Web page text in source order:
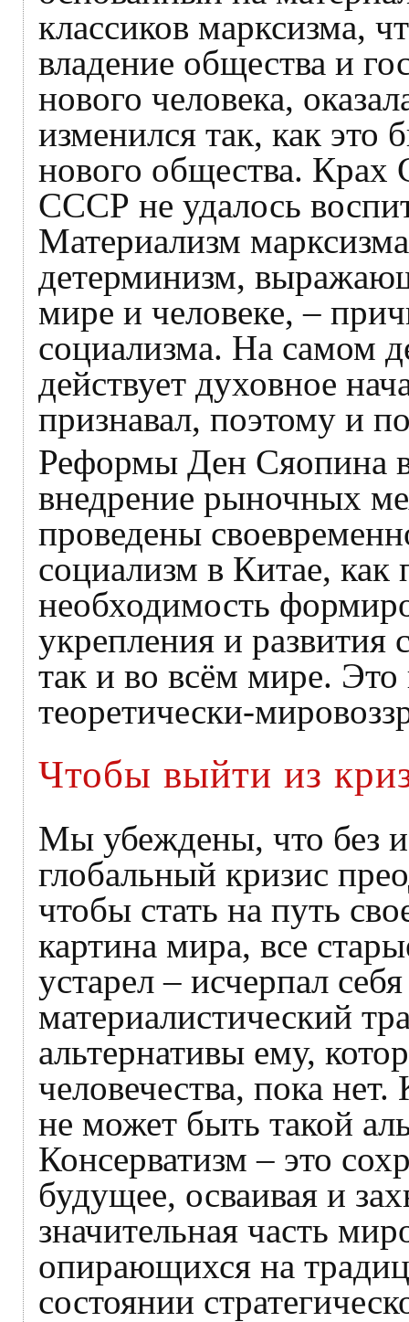
классиков марксизма,
владение общества и
нового человека,
изменился так, как
нового общества.
СССР не удалось
Материализм
детерминизм,
мире и человеке, –
социализма. На самом
действует духовное
признавал, поэтому и
Реформы Ден Сяопина
внедрение рыночных
проведены
социализм в Китае,
необходимость
укрепления и развития
так и во всём мире.
теоретически-
Чтобы выйти из
Мы убеждены, что без
глобальный кризис
чтобы стать на путь
картина мира, все
устарел – исчерпал
материалистический
альтернативы ему,
человечества, пока
не может быть такой
Консерватизм – это
будущее, осваивая и
значительная часть
опирающихся на
состоянии